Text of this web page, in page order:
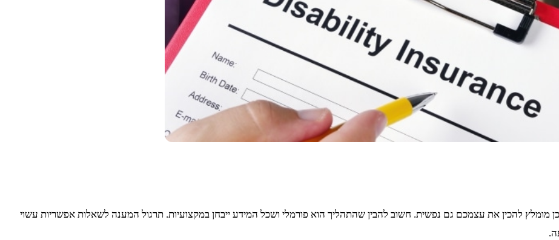
מומלץ להכין את עצמכם גם נפשית. חשוב להבין שהתהליך הוא פורמלי ושכל המידע ייבחן במקצועיות. תרגול המענה לשאלות אפשריות עשוי